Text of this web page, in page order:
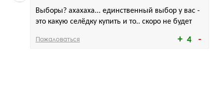
4
Выборы? ахахаха... единственный выбор у вас -
это какую селёдку купить и то.. скоро не будет
Пожаловаться